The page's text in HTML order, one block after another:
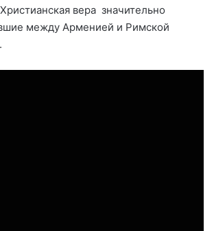
вера значительно
между Арменией и Римской